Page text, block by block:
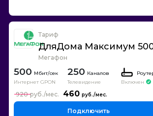
Тариф
ДляДома Максимум
Мегафон
500
Интернет GPON
250 Каналов
Телевидение
Включен
460
920
Подключить